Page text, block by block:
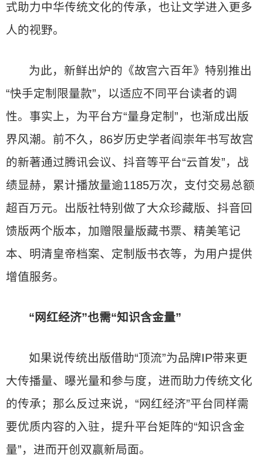
式助力中华传统文化的传承，也让文学进入更多
人的视野。
为此，新鲜出炉的《故宫六百年》特别推出
“快手定制限量款”，以适应不同平台读者的调
性。事实上，为平台方“量身定制”，也渐成出版
界风潮。前不久，86岁历史学者阎崇年书写故宫
的新著通过腾讯会议、抖音等平台“云首发”，战
绩显赫，累计播放量逾1185万次，支付交易总额
超百万元。出版社特别做了大众珍藏版、抖音回
馈版两个版本，加赠限量版藏书票、精美笔记
本、明清皇帝档案、定制版书衣等，为用户提供
增值服务。
“网红经济”也需“知识含金量”
如果说传统出版借助“顶流”为品牌IP带来更
大传播量、曝光量和参与度，进而助力传统文化
的传承；那么反过来说，“网红经济”平台同样需
要优质内容的入驻，提升平台矩阵的“知识含金
量”，进而开创双赢新局面。